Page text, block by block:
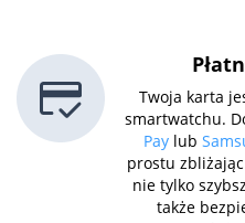
Twoja karta
smartwatchu.
Paylub
prostu
nie tylko
także